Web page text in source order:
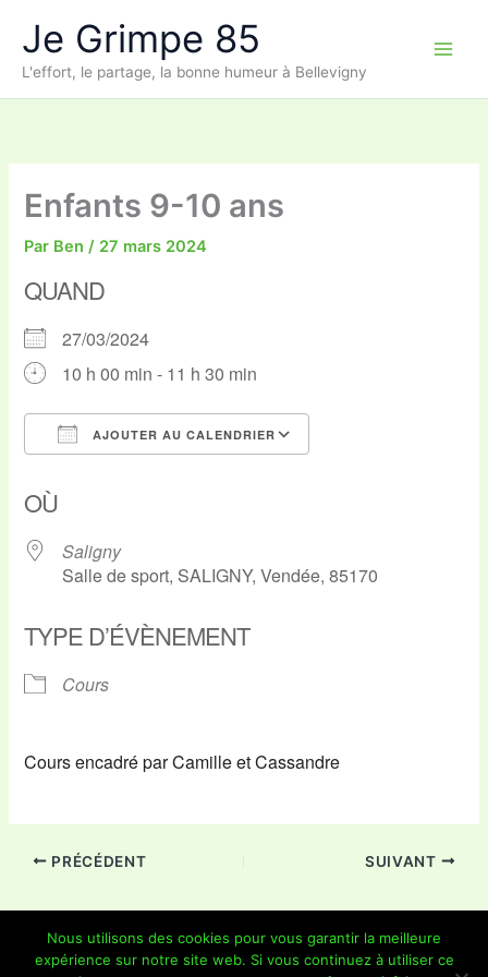
contenu
Je Grimpe 85
L'effort, le partage, la bonne humeur à Bellevigny
Enfants 9-10 ans
Par Ben/ 27 mars 2024
QUAND
27/03/2024
10 h 00 min - 11 h 30 min
AJOUTER AU CALENDRIER
OÙ
Saligny
Salle de sport, SALIGNY, Vendée, 85170
TYPE D’ÉVÈNEMENT
Cours
Cours encadré par Camille et Cassandre
PRÉCÉDENT SUIVANT
Nous utilisons des cookies pour vous garantir la meilleure
expérience sur notre site web. Si vous continuez à utiliser ce